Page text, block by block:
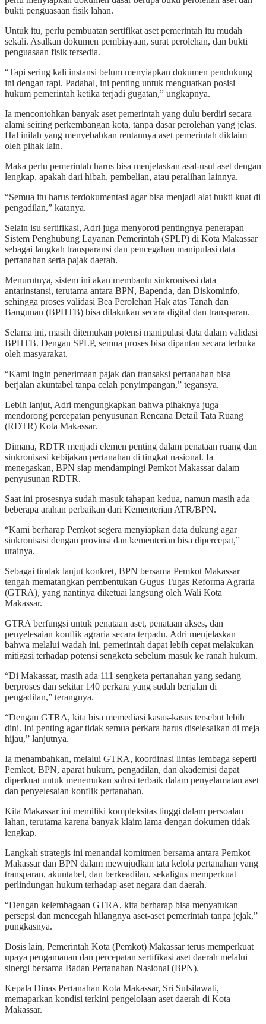
bukti penguasaan fisik lahan.
Untuk itu, perlu pembuatan sertifikat aset pemerintah itu mudah
sekali. Asalkan dokumen pembiayaan, surat perolehan, dan bukti
penguasaan fisik tersedia.
“Tapi sering kali instansi belum menyiapkan dokumen pendukung
ini dengan rapi. Padahal, ini penting untuk menguatkan posisi
hukum pemerintah ketika terjadi gugatan,” ungkapnya.
Ia mencontohkan banyak aset pemerintah yang dulu berdiri secara
alami seiring perkembangan kota, tanpa dasar perolehan yang jelas.
Hal inilah yang menyebabkan rentannya aset pemerintah diklaim
oleh pihak lain.
Maka perlu pemerintah harus bisa menjelaskan asal-usul aset dengan
lengkap, apakah dari hibah, pembelian, atau peralihan lainnya.
“Semua itu harus terdokumentasi agar bisa menjadi alat bukti kuat di
pengadilan,” katanya.
Selain isu sertifikasi, Adri juga menyoroti pentingnya penerapan
Sistem Penghubung Layanan Pemerintah (SPLP) di Kota Makassar
sebagai langkah transparansi dan pencegahan manipulasi data
pertanahan serta pajak daerah.
Menurutnya, sistem ini akan membantu sinkronisasi data
antarinstansi, terutama antara BPN, Bapenda, dan Diskominfo,
sehingga proses validasi Bea Perolehan Hak atas Tanah dan
Bangunan (BPHTB) bisa dilakukan secara digital dan transparan.
Selama ini, masih ditemukan potensi manipulasi data dalam validasi
BPHTB. Dengan SPLP, semua proses bisa dipantau secara terbuka
oleh masyarakat.
“Kami ingin penerimaan pajak dan transaksi pertanahan bisa
berjalan akuntabel tanpa celah penyimpangan,” tegansya.
Lebih lanjut, Adri mengungkapkan bahwa pihaknya juga
mendorong percepatan penyusunan Rencana Detail Tata Ruang
(RDTR) Kota Makassar.
Dimana, RDTR menjadi elemen penting dalam penataan ruang dan
sinkronisasi kebijakan pertanahan di tingkat nasional. Ia
menegaskan, BPN siap mendampingi Pemkot Makassar dalam
penyusunan RDTR.
Saat ini prosesnya sudah masuk tahapan kedua, namun masih ada
beberapa arahan perbaikan dari Kementerian ATR/BPN.
“Kami berharap Pemkot segera menyiapkan data dukung agar
sinkronisasi dengan provinsi dan kementerian bisa dipercepat,”
urainya.
Sebagai tindak lanjut konkret, BPN bersama Pemkot Makassar
tengah mematangkan pembentukan Gugus Tugas Reforma Agraria
(GTRA), yang nantinya diketuai langsung oleh Wali Kota
Makassar.
GTRA berfungsi untuk penataan aset, penataan akses, dan
penyelesaian konflik agraria secara terpadu. Adri menjelaskan
bahwa melalui wadah ini, pemerintah dapat lebih cepat melakukan
mitigasi terhadap potensi sengketa sebelum masuk ke ranah hukum.
“Di Makassar, masih ada 111 sengketa pertanahan yang sedang
berproses dan sekitar 140 perkara yang sudah berjalan di
pengadilan,” terangnya.
“Dengan GTRA, kita bisa memediasi kasus-kasus tersebut lebih
dini. Ini penting agar tidak semua perkara harus diselesaikan di meja
hijau,” lanjutnya.
Ia menambahkan, melalui GTRA, koordinasi lintas lembaga seperti
Pemkot, BPN, aparat hukum, pengadilan, dan akademisi dapat
diperkuat untuk menemukan solusi terbaik dalam penyelamatan aset
dan penyelesaian konflik pertanahan.
Kita Makassar ini memiliki kompleksitas tinggi dalam persoalan
lahan, terutama karena banyak klaim lama dengan dokumen tidak
lengkap.
Langkah strategis ini menandai komitmen bersama antara Pemkot
Makassar dan BPN dalam mewujudkan tata kelola pertanahan yang
transparan, akuntabel, dan berkeadilan, sekaligus memperkuat
perlindungan hukum terhadap aset negara dan daerah.
“Dengan kelembagaan GTRA, kita berharap bisa menyatukan
persepsi dan mencegah hilangnya aset-aset pemerintah tanpa jejak,”
pungkasnya.
Dosis lain, Pemerintah Kota (Pemkot) Makassar terus memperkuat
upaya pengamanan dan percepatan sertifikasi aset daerah melalui
sinergi bersama Badan Pertanahan Nasional (BPN).
Kepala Dinas Pertanahan Kota Makassar, Sri Sulsilawati,
memaparkan kondisi terkini pengelolaan aset daerah di Kota
Makassar.